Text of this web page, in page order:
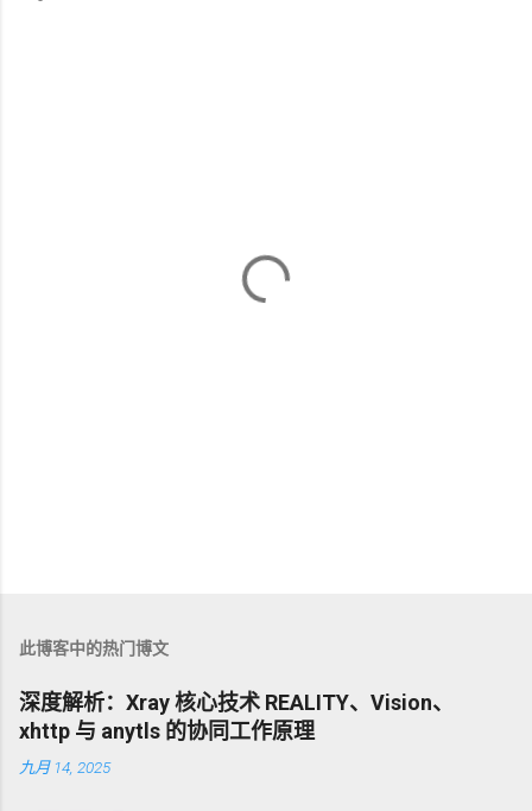
此博客中的热门博文
深度解析：Xray 核心技术 REALITY、Vision、
xhttp 与 anytls 的协同工作原理
九月 14, 2025